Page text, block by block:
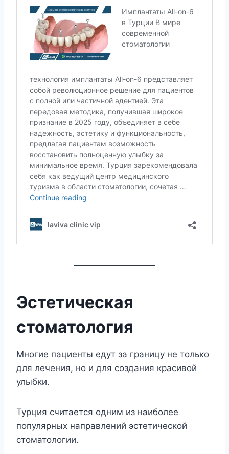
Эстетическая
стоматология
Многие пациенты едут за границу не только
для лечения, но и для создания красивой
улыбки.
Турция считается одним из наиболее
популярных направлений эстетической
стоматологии.